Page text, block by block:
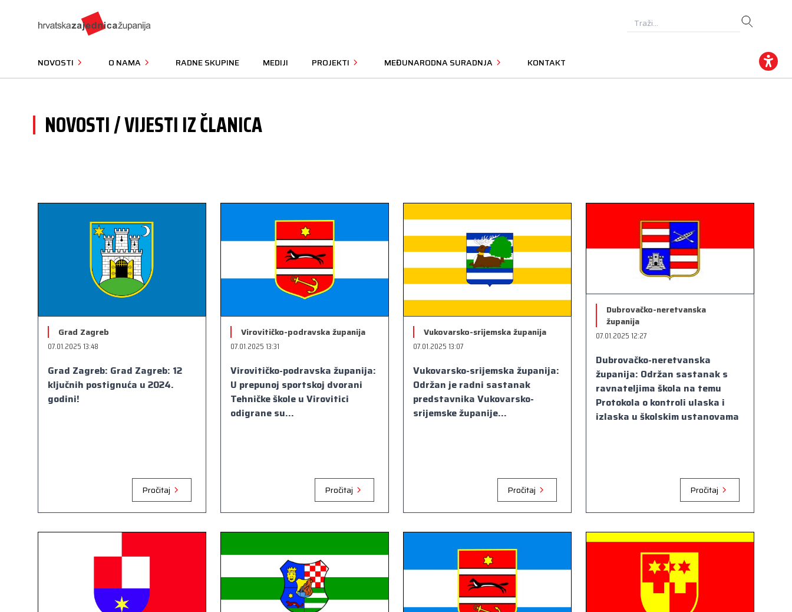
NOVOSTI O NAMA RADNE SKUPINE MEDIJI PROJEKTI MEĐUNARODNA SURADNJA KONTAKT
NOVOSTI / VIJESTI IZ ČLANICA
Grad Zagreb
07.01.2025 13:48
Grad Zagreb: Grad Zagreb: 12
ključnih postignuća u 2024.
godini!
Pročitaj
Virovitičko-podravska županija
07.01.2025 13:31
Virovitičko-podravska županija:
U prepunoj sportskoj dvorani
Tehničke škole u Virovitici
odigrane su...
Pročitaj
Vukovarsko-srijemska županija
07.01.2025 13:07
Vukovarsko-srijemska županija:
Održan je radni sastanak
predstavnika Vukovarsko-
srijemske županije...
Pročitaj
Dubrovačko-neretvanska
županija
07.01.2025 12:27
Dubrovačko-neretvanska
županija: Održan sastanak s
ravnateljima škola na temu
Protokola o kontroli ulaska i
izlaska u školskim ustanovama
Pročitaj